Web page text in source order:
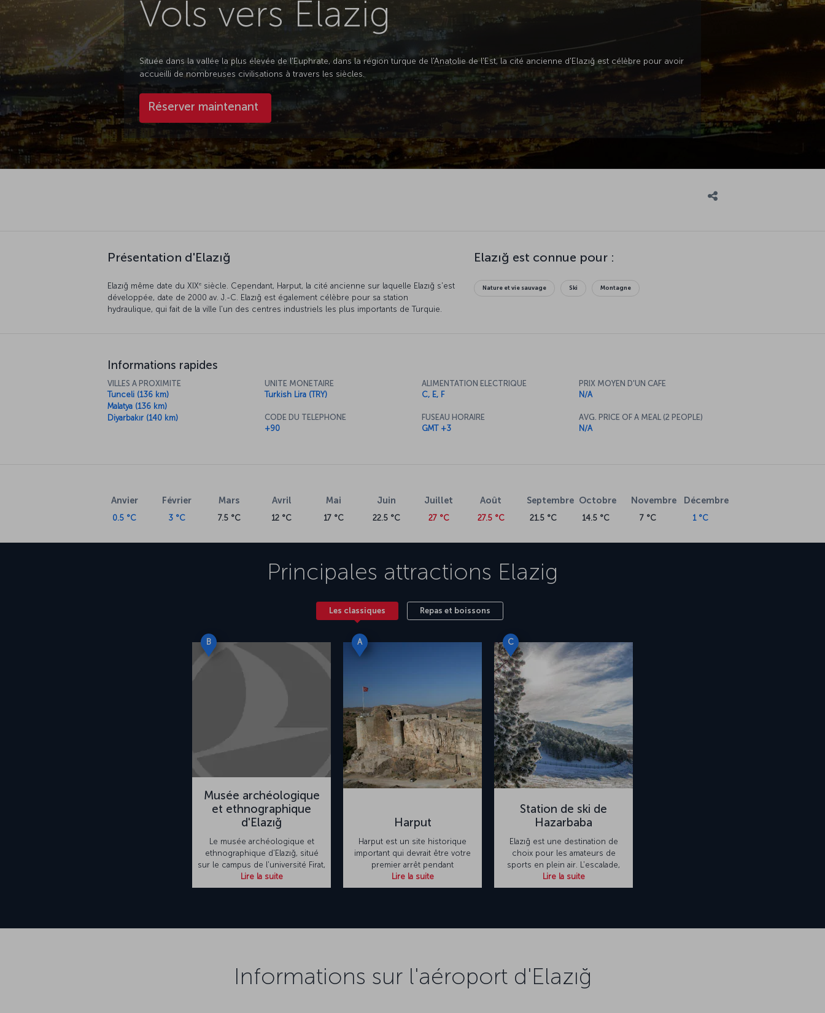
Vols vers Elazig
Située dans la vallée la plus élevée de l'Euphrate, dans la région turque de l'Anatolie de l'Est, la cité ancienne d'Elazığ est célèbre pour avoir
accueilli de nombreuses civilisations à travers les siècles.
Réserver maintenant
Présentation d'Elazığ
Elazığ même date du XIXe siècle. Cependant, Harput, la cité ancienne sur laquelle Elazığ s'est
développée, date de 2000 av. J.-C. Elazığ est également célèbre pour sa station
hydraulique, qui fait de la ville l'un des centres industriels les plus importants de Turquie.
Elazığ est connue pour :
Nature et vie sauvage Ski Montagne
Informations rapides
VILLES A PROXIMITE
Tunceli (136 km)
Malatya (136 km)
Diyarbakır (140 km)
UNITE MONETAIRE
Turkish Lira (TRY)
CODE DU TELEPHONE
+90
ALIMENTATION ELECTRIQUE
C, E, F
FUSEAU HORAIRE
GMT +3
PRIX MOYEN D'UN CAFE
N/A
AVG. PRICE OF A MEAL (2 PEOPLE)
N/A
Anvier
0.5 °C
Février
3 °C
Mars
7.5 °C
Avril
12 °C
Mai
17 °C
Juin
22.5 °C
Juillet
27 °C
Août
27.5 °C
Septembre
21.5 °C
Octobre
14.5 °C
Novembre
7 °C
Décembre
1 °C
Principales attractions Elazig
Les classiques Repas et boissons
B
Musée archéologique
et ethnographique
d'Elazığ
Le musée archéologique et
ethnographique d'Elazığ, situé
sur le campus de l'université Firat,
Lire la suite
A
Harput
Harput est un site historique
important qui devrait être votre
premier arrêt pendant
Lire la suite
C
Station de ski de
Hazarbaba
Elazığ est une destination de
choix pour les amateurs de
sports en plein air. L'escalade,
Lire la suite
Informations sur l'aéroport d'Elazığ